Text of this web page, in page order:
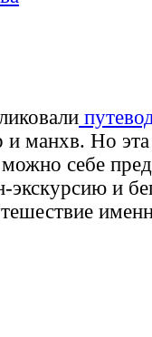
манхв. Но эта
себе
и